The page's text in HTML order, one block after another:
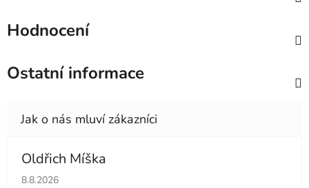
Hodnocení
Ostatní informace
Oldřich Míška
Hodnocení obchodu je 5 z 5 hvězdiček.
8.8.2026